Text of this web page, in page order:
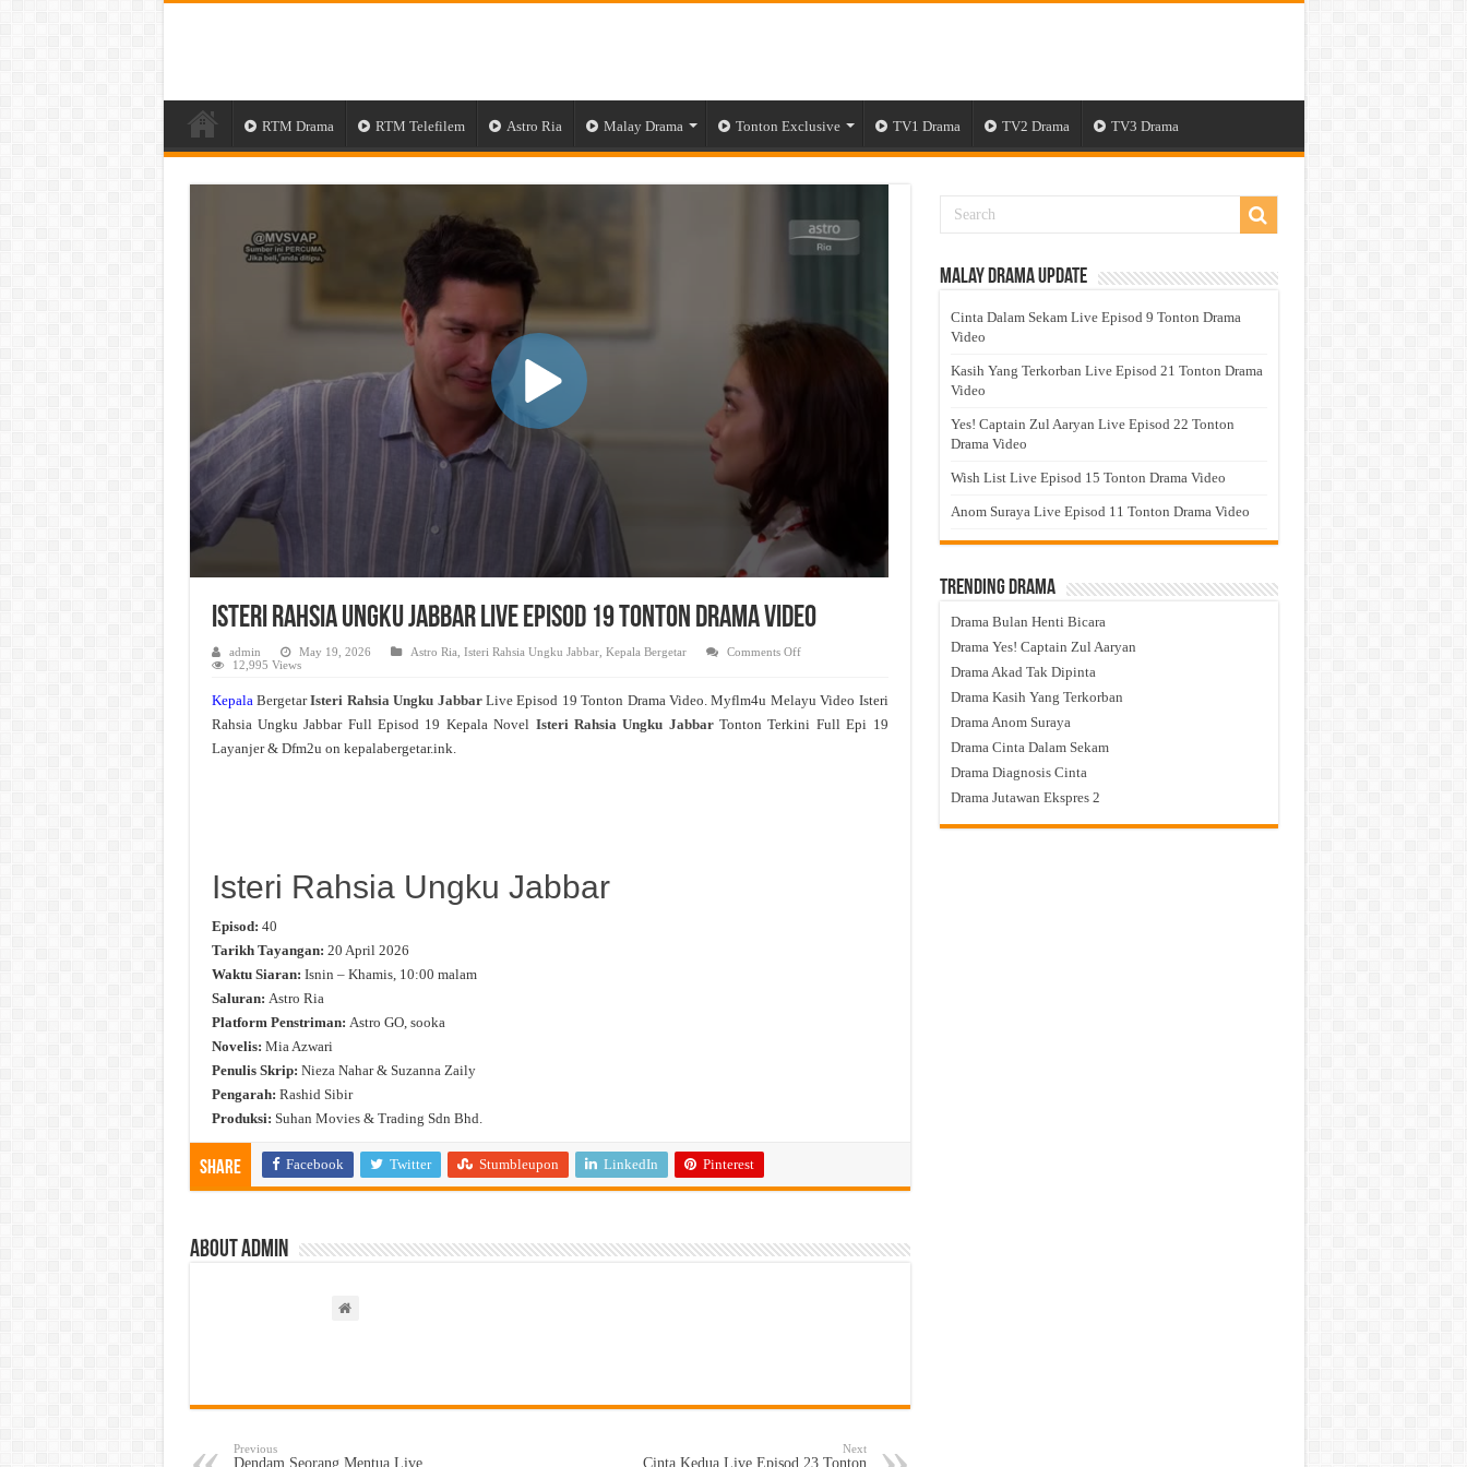
RTM Drama RTM Telefilem Astro Ria Malay Drama Tonton Exclusive TV1 Drama TV2 Drama TV3 Drama
Isteri Rahsia Ungku Jabbar Live Episod 19 Tonton Drama Video
admin May 19, 2026 Astro Ria Isteri Rahsia Ungku Jabbar, Kepala Bergetar Comments Offon
Jabbar
Episod
12,995 Views
KepalaBergetarIsteri Rahsia Ungku Jabbar Live Episod 19 Tonton Drama Video. Myflm4u Melayu Video Isteri
Rahsia Ungku Jabbar Full Episod 19 Kepala Novel Isteri Rahsia Ungku Jabbar Tonton Terkini Full Epi 19
Layanjer & Dfm2u on kepalabergetar.ink.
Isteri Rahsia Ungku Jabbar
Episod: 40
Tarikh Tayangan: 20 April 2026
Waktu Siaran: Isnin – Khamis, 10:00 malam
Saluran: Astro Ria
Platform Penstriman: Astro GO, sooka
Novelis: Mia Azwari
Penulis Skrip: Nieza Nahar & Suzanna Zaily
Pengarah: Rashid Sibir
Produksi: Suhan Movies & Trading Sdn Bhd.
Share Facebook Twitter Stumbleupon LinkedIn Pinterest
About admin
Previous
Dendam Seorang Mentua Live
Next
Cinta Kedua Live Episod 23 Tonton
Malay Drama Update
Cinta Dalam Sekam Live Episod 9 Tonton Drama
Video
Kasih Yang Terkorban Live Episod 21 Tonton Drama
Video
Yes! Captain Zul Aaryan Live Episod 22 Tonton
Drama Video
Wish List Live Episod 15 Tonton Drama Video
Anom Suraya Live Episod 11 Tonton Drama Video
Trending Drama
Drama Bulan Henti Bicara
Drama Yes! Captain Zul Aaryan
Drama Akad Tak Dipinta
Drama Kasih Yang Terkorban
Drama Anom Suraya
Drama Cinta Dalam Sekam
Drama Diagnosis Cinta
Drama Jutawan Ekspres 2